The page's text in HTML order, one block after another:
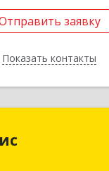
заявку
Показать контакты
заявку
Назад
обл, Пенза